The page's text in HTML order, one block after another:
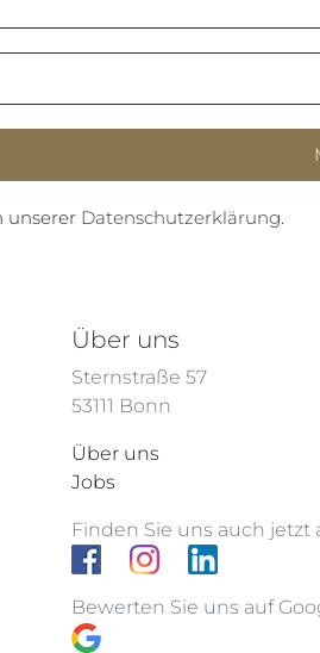
unserer Datenschutzerklärung.
Über uns
Sternstraße 57
53111 Bonn
Über uns
Jobs
Finden Sie uns auch jetzt
Bewerten Sie uns auf